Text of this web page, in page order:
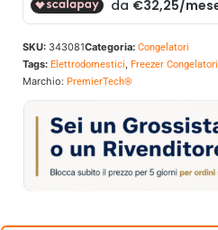
SKU: 343081Categoria: Congelatori
Tags: Elettrodomestici, Freezer Congelatori
Marchio: PremierTech®